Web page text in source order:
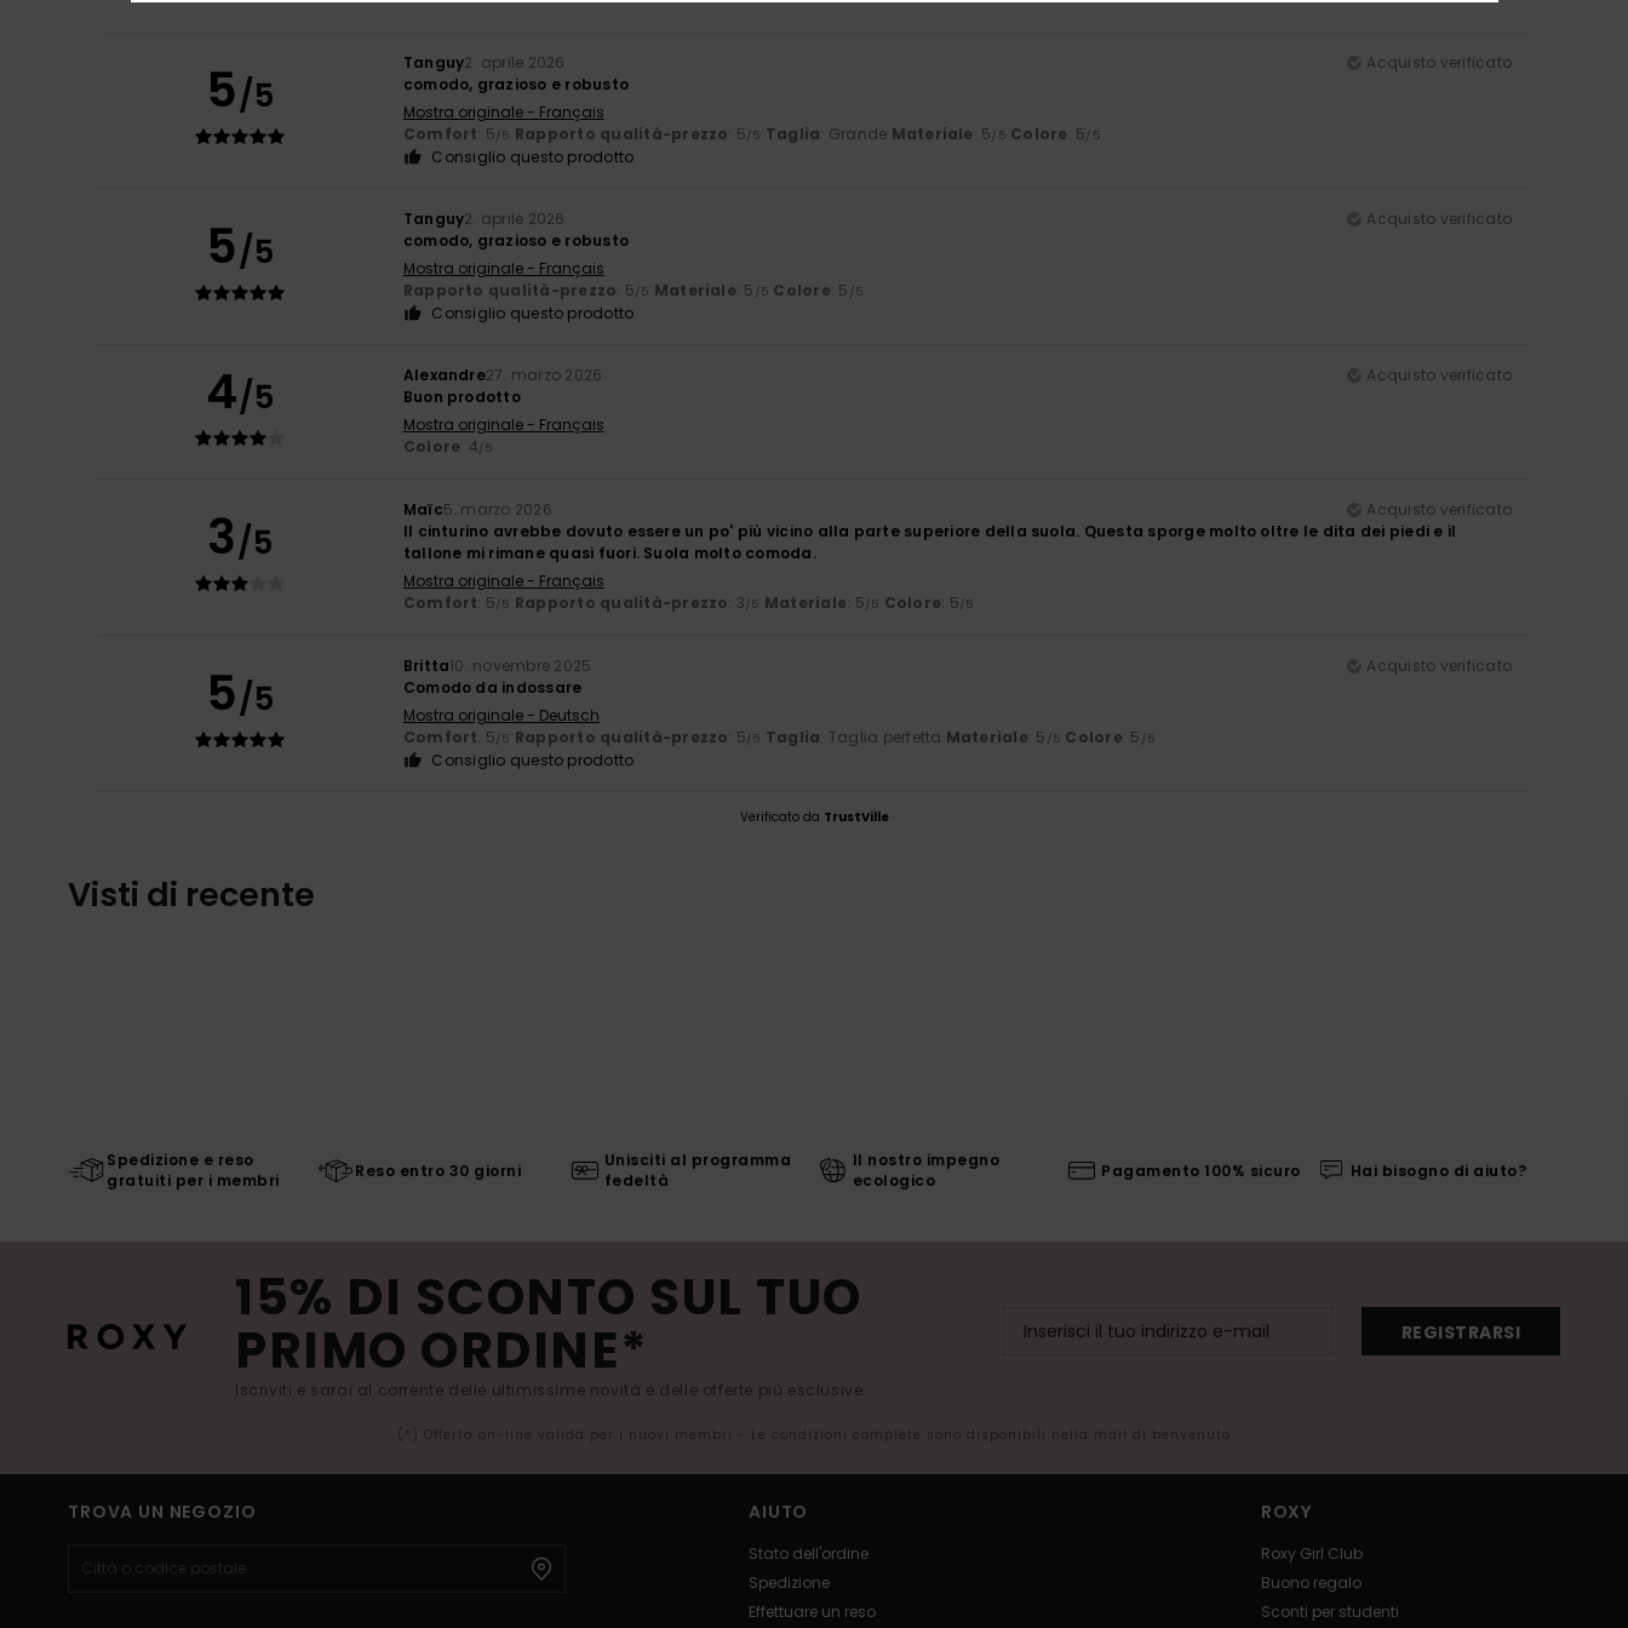
5/5
Tanguy2. aprile 2026
Acquisto verificato
comodo, grazioso e robusto
Mostra originale - Français
Comfort: 5/5 Rapporto qualità-prezzo: 5/5 Taglia: Grande Materiale: 5/5 Colore: 5/5
Consiglio questo prodotto
5/5
Tanguy2. aprile 2026
Acquisto verificato
comodo, grazioso e robusto
Mostra originale - Français
Rapporto qualità-prezzo: 5/5 Materiale: 5 /5 Colore: 5 /5
Consiglio questo prodotto
4/5 Alexandre27. marzo 2026
Acquisto verificato
Buon prodotto
Mostra originale - Français
Colore: 4/5
3/5
Maïc5. marzo 2026
Acquisto verificato
Il cinturino avrebbe dovuto essere un po' più vicino alla parte superiore della suola. Questa sporge molto oltre le dita dei piedi e il
tallone mi rimane quasi fuori. Suola molto comoda.
Mostra originale - Français
Comfort: 5/5 Rapporto qualità-prezzo: 3/5 Materiale: 5/5 Colore: 5/5
5/5
Britta10. novembre 2025
Acquisto verificato
Comodo da indossare
Mostra originale - Deutsch
Comfort: 5/5 Rapporto qualità-prezzo: 5/5 Taglia: Taglia perfetta Materiale: 5 /5 Colore: 5 /5
Consiglio questo prodotto
Verificato da TrustVille
Visti di recente
Spedizione e reso
gratuiti per i membri
Reso entro 30 giorni
Unisciti al programma
fedeltà
Il nostro impegno
ecologico
Pagamento 100% sicuro Hai bisogno di aiuto?
15% DI SCONTO SUL TUO
PRIMO ORDINE*
Iscriviti e sarai al corrente delle ultimissime novità e delle offerte più esclusive.
REGISTRARSI
(*) Offerta on-line valida per i nuovi membri - Le condizioni complete sono disponibili nella mail di benvenuto
TROVA UN NEGOZIO AIUTO
Stato dell'ordine
Spedizione
Effettuare un reso
ROXY
Roxy Girl Club
Buono regalo
Sconti per studenti